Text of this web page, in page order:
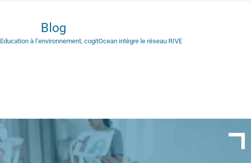
Blog
Education à l’environnement, cogitOcean intègre le réseau RIVE